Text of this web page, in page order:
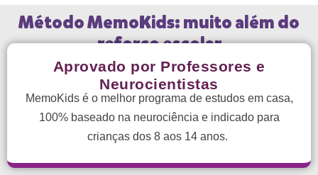
Método MemoKids: muito além do
reforço escolar
Aprovado por Professores e
Neurocientistas
MemoKids é o melhor programa de estudos em casa,
100% baseado na neurociência e indicado para
crianças dos 8 aos 14 anos.